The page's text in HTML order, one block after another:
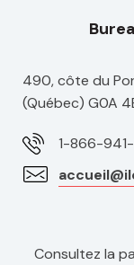
490, côte du
(Québec) G0A
1-866-941-
Consultez la